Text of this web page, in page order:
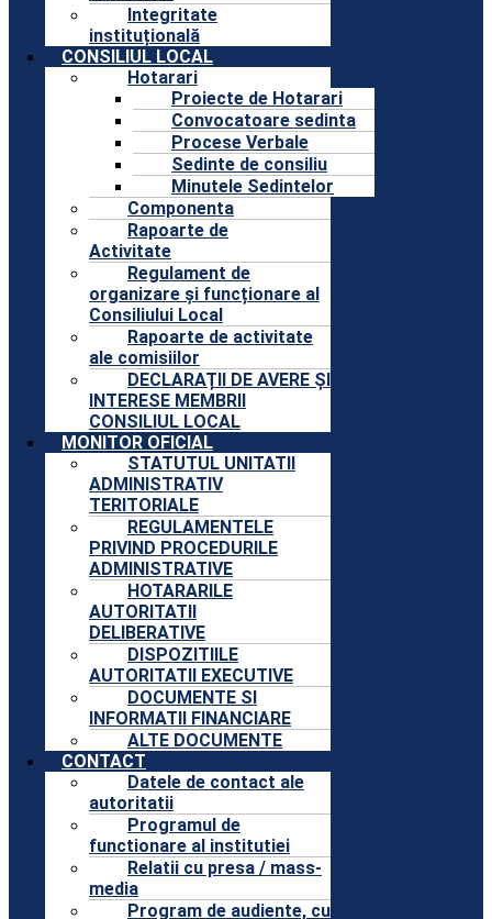
Integritate
instituțională
CONSILIUL LOCAL
Hotarari
Proiecte de Hotarari
Convocatoare sedinta
Procese Verbale
Sedinte de consiliu
Minutele Sedintelor
Componenta
Rapoarte de
Activitate
Regulament de
organizare și funcționare al
Consiliului Local
Rapoarte de activitate
ale comisiilor
DECLARAȚII DE AVERE ȘI
INTERESE MEMBRII
CONSILIUL LOCAL
MONITOR OFICIAL
STATUTUL UNITATII
ADMINISTRATIV
TERITORIALE
REGULAMENTELE
PRIVIND PROCEDURILE
ADMINISTRATIVE
HOTARARILE
AUTORITATII
DELIBERATIVE
DISPOZITIILE
AUTORITATII EXECUTIVE
DOCUMENTE SI
INFORMATII FINANCIARE
ALTE DOCUMENTE
CONTACT
Datele de contact ale
autoritatii
Programul de
functionare al institutiei
Relatii cu presa / mass-
media
Program de audiente, cu